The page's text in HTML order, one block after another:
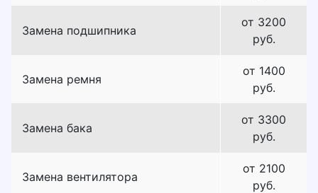
Замена подшипника
от 3200
руб.
Замена ремня
от 1400
руб.
Замена бака
от 3300
руб.
Замена вентилятора
от 2100
руб.